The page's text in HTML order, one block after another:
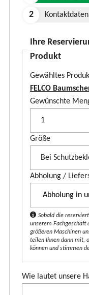
Ihre
Produkt
Gewähltes
FELCO
P
d
t
Gewünschte
Größe
Abholung /
Sobald die
unserem
größeren Maschinen
teilen Ihnen dann mit,
können und stimmen
Wie lautet unsere